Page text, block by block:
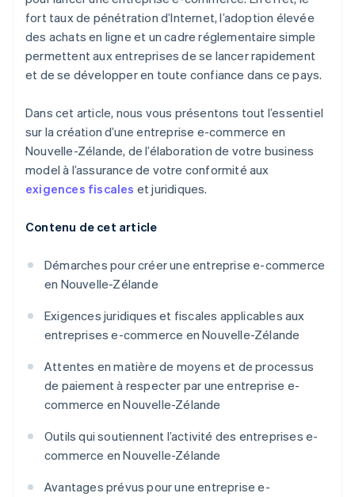
fort taux de pénétration d’Internet, l’adoption élevée
des achats en ligne et un cadre réglementaire simple
permettent aux entreprises de se lancer rapidement
et de se développer en toute confiance dans ce pays.
Dans cet article, nous vous présentons tout l’essentiel
sur la création d’une entreprise e-commerce en
Nouvelle-Zélande, de l’élaboration de votre business
model à l’assurance de votre conformité aux
exigences fiscales et juridiques.
Contenu de cet article
Démarches pour créer une entreprise e-commerce
en Nouvelle-Zélande
Exigences juridiques et fiscales applicables aux
entreprises e-commerce en Nouvelle-Zélande
Attentes en matière de moyens et de processus
de paiement à respecter par une entreprise e-
commerce en Nouvelle-Zélande
Outils qui soutiennent l’activité des entreprises e-
commerce en Nouvelle-Zélande
Avantages prévus pour une entreprise e-